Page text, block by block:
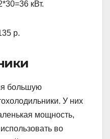
кВт.
р.
большую
У них
мощность,
во